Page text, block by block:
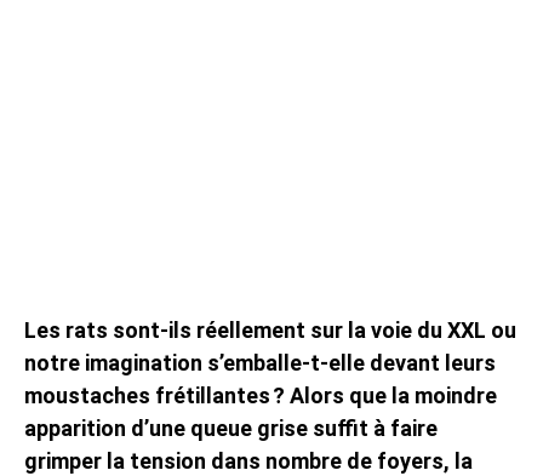
Les rats sont-ils réellement sur la voie du XXL ou
notre imagination s’emballe-t-elle devant leurs
moustaches frétillantes ? Alors que la moindre
apparition d’une queue grise suffit à faire
grimper la tension dans nombre de foyers, la